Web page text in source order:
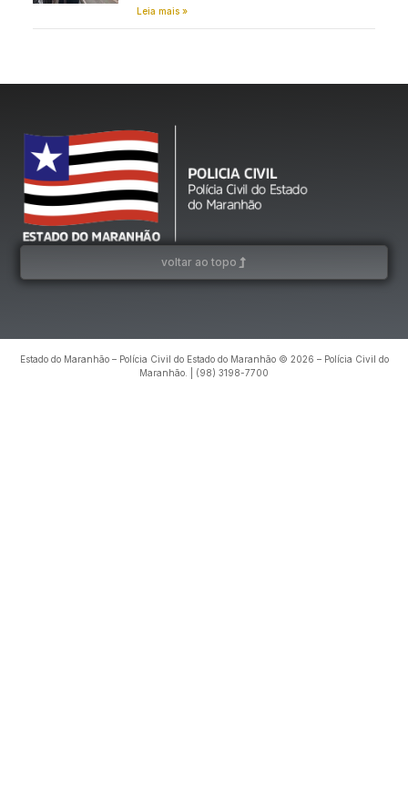
Leia mais »
voltar ao topo
Estado do Maranhão – Polícia Civil do Estado do Maranhão © 2026 – Polícia Civil do
Maranhão. | (98) 3198-7700